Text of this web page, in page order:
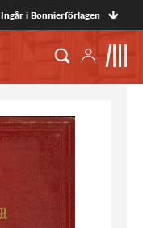
Ingår i Bonnierförlagen